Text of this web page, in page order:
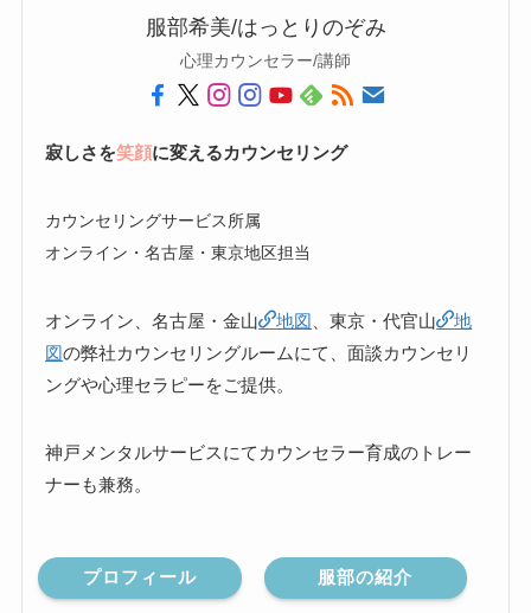
服部希美/はっとりのぞみ
心理カウンセラー/講師
寂しさを笑顔に変えるカウンセリング
カウンセリングサービス所属
オンライン・名古屋・東京地区担当
オンライン、名古屋・金山 地図 、東京・代官山
地
図の弊社カウンセリングルームにて、面談カウンセリ
ングや心理セラピーをご提供。
神戸メンタルサービスにてカウンセラー育成のトレー
ナーも兼務。
プロフィール 服部の紹介